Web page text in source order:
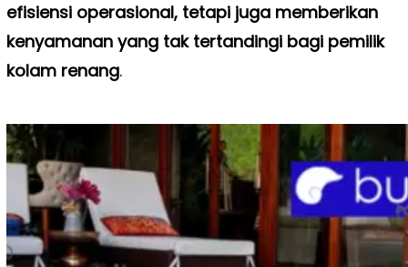
efisiensi operasional, tetapi juga memberikan
kenyamanan yang tak tertandingi bagi pemilik
kolam renang.